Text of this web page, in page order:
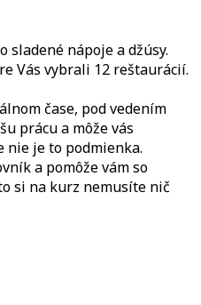
sladené nápoje a džúsy.
Vás vybrali 12 reštaurácií.
čase, pod vedením
prácu a môže vás
je to podmienka.
a pomôže vám so
si na kurz nemusíte nič